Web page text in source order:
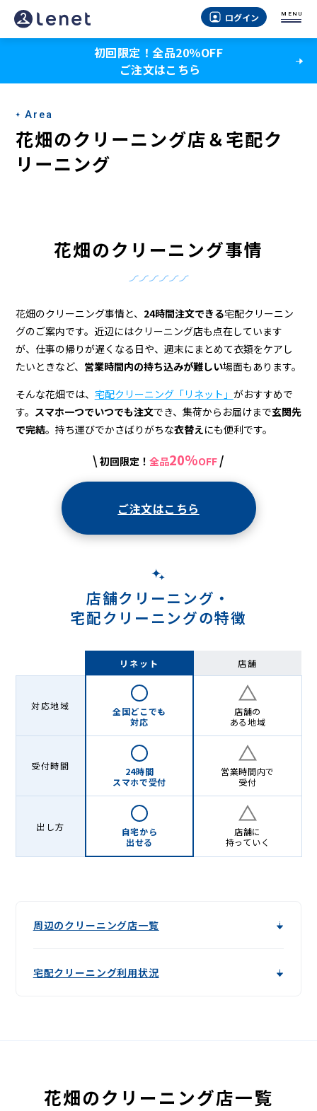
花
畑
ク
リ
ー
配
ク
リ
ー
ニ
ログイン MENU
初回限定！全品20％OFF
ご注文はこちら
Area
花畑のクリーニング店＆宅配ク
リーニング
花畑のクリーニング事情
花畑のクリーニング事情と、 24時間注文できる宅配クリーニン
グのご案内です。近辺にはクリーニング店も点在しています
が、仕事の帰りが遅くなる日や、週末にまとめて衣類をケアし
たいときなど、 営業時間内の持ち込みが難しい場面もあります。
そんな花畑では、 宅配クリーニング「リネット」 がおすすめで
す。 スマホ一つでいつでも注文でき、集荷からお届けまで玄関先
で完結。持ち運びでかさばりがちな衣替えにも便利です。
\ 初回限定！ 全品20%OFF /
ご注文はこちら
店舗クリーニング・
宅配クリーニングの特徴
リネット 店舗
対応地域
全国どこでも
対応
店舗の
ある地域
受付時間
24時間
スマホで受付
営業時間内で
受付
出し方
自宅から
出せる
店舗に
持っていく
周辺のクリーニング店一覧
宅配クリーニング利用状況
花畑のクリーニング店一覧